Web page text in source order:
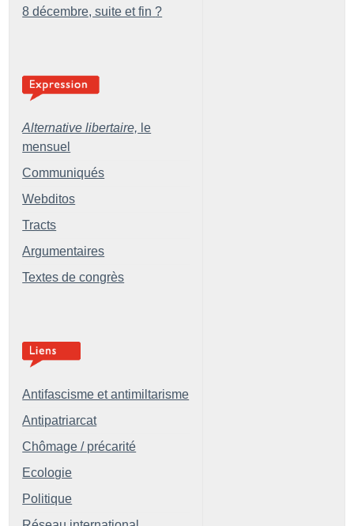
8 décembre, suite et fin ?
Alternative libertaire, le
mensuel
Communiqués
Webditos
Tracts
Argumentaires
Textes de congrès
Antifascisme et antimiltarisme
Antipatriarcat
Chômage / précarité
Ecologie
Politique